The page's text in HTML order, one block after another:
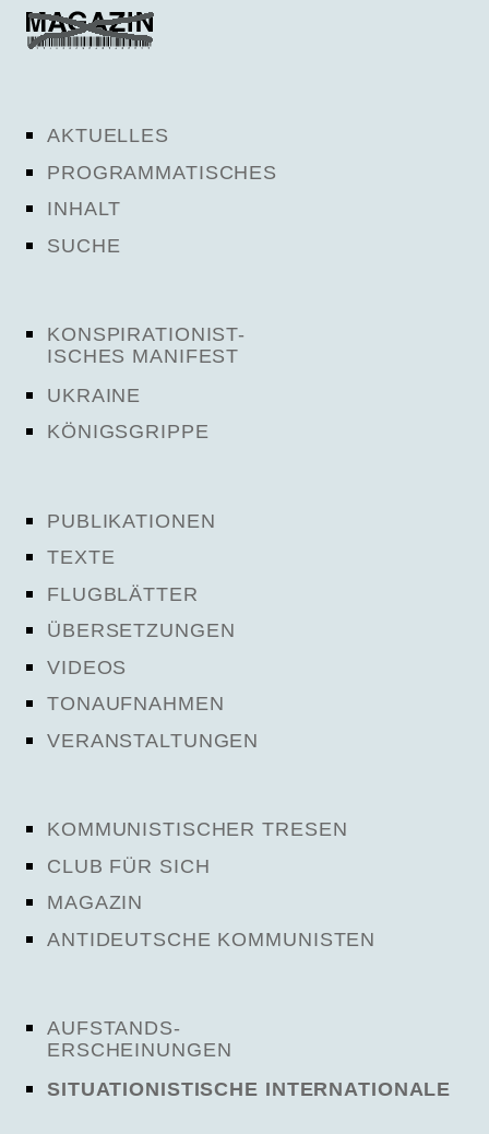
AKTUELLES
PROGRAMMATISCHES
INHALT
SUCHE
KONSPIRATIONIST-
ISCHES MANIFEST
UKRAINE
KÖNIGSGRIPPE
PUBLIKATIONEN
TEXTE
FLUGBLÄTTER
ÜBERSETZUNGEN
VIDEOS
TONAUFNAHMEN
VERANSTALTUNGEN
KOMMUNISTISCHER TRESEN
CLUB FÜR SICH
MAGAZIN
ANTIDEUTSCHE KOMMUNISTEN
AUFSTANDS-
ERSCHEINUNGEN
SITUATIONISTISCHE INTERNATIONALE